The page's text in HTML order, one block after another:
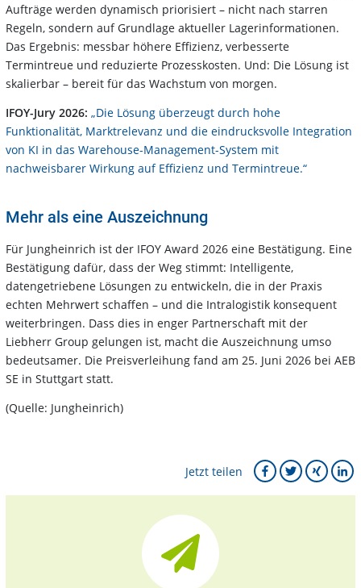
Aufträge werden dynamisch priorisiert – nicht nach starren
Regeln, sondern auf Grundlage aktueller Lagerinformationen.
Das Ergebnis: messbar höhere Effizienz, verbesserte
Termintreue und reduzierte Prozesskosten. Und: Die Lösung ist
skalierbar – bereit für das Wachstum von morgen.
IFOY-Jury 2026: „Die Lösung überzeugt durch hohe
Funktionalität, Marktrelevanz und die eindrucksvolle Integration
von KI in das Warehouse-Management-System mit
nachweisbarer Wirkung auf Effizienz und Termintreue.“
Mehr als eine Auszeichnung
Für Jungheinrich ist der IFOY Award 2026 eine Bestätigung. Eine
Bestätigung dafür, dass der Weg stimmt: Intelligente,
datengetriebene Lösungen zu entwickeln, die in der Praxis
echten Mehrwert schaffen – und die Intralogistik konsequent
weiterbringen. Dass dies in enger Partnerschaft mit der
Liebherr Group gelungen ist, macht die Auszeichnung umso
bedeutsamer. Die Preisverleihung fand am 25. Juni 2026 bei AEB
SE in Stuttgart statt.
(Quelle: Jungheinrich)
Jetzt teilen